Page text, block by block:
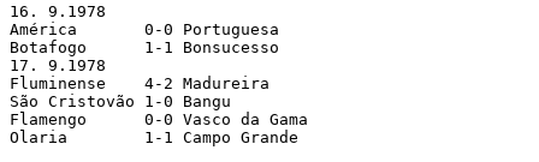
16. 9.1978
América       0-0 Portuguesa
Botafogo      1-1 Bonsucesso
17. 9.1978
Fluminense    4-2 Madureira
São Cristovão 1-0 Bangu
Flamengo      0-0 Vasco da Gama
Olaria        1-1 Campo Grande